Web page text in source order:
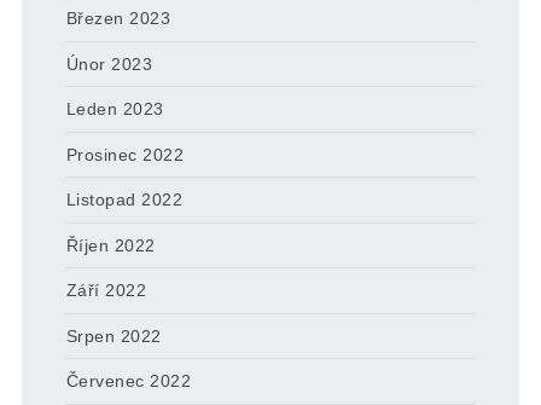
Březen 2023
Únor 2023
Leden 2023
Prosinec 2022
Listopad 2022
Říjen 2022
Září 2022
Srpen 2022
Červenec 2022